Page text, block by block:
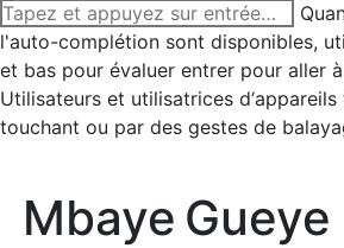
Recherche
:l'auto-complétion sont disponibles,
et bas pour évaluer entrer pour aller
Utilisateurs et utilisatrices
touchant ou par des gestes de
Mbaye Gueye